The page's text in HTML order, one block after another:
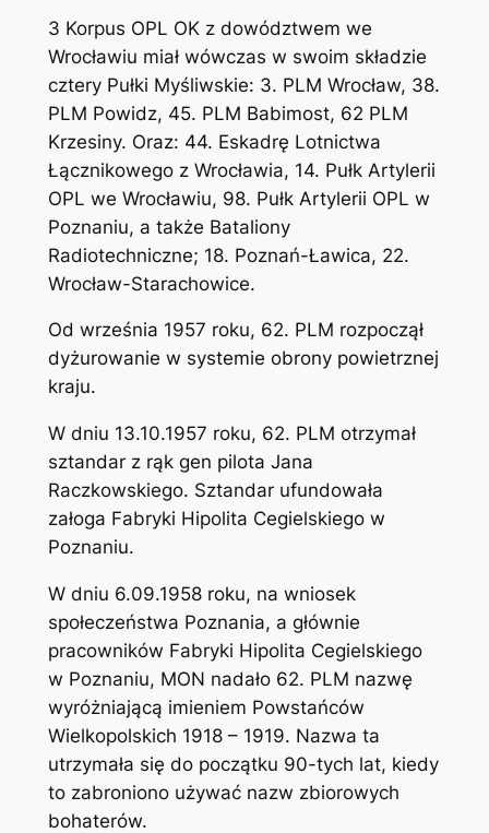
3 Korpus OPL OK z dowództwem we
Wrocławiu miał wówczas w swoim składzie
cztery Pułki Myśliwskie: 3. PLM Wrocław, 38.
PLM Powidz, 45. PLM Babimost, 62 PLM
Krzesiny. Oraz: 44. Eskadrę Lotnictwa
Łącznikowego z Wrocławia, 14. Pułk Artylerii
OPL we Wrocławiu, 98. Pułk Artylerii OPL w
Poznaniu, a także Bataliony
Radiotechniczne; 18. Poznań-Ławica, 22.
Wrocław-Starachowice.
Od września 1957 roku, 62. PLM rozpoczął
dyżurowanie w systemie obrony powietrznej
kraju.
W dniu 13.10.1957 roku, 62. PLM otrzymał
sztandar z rąk gen pilota Jana
Raczkowskiego. Sztandar ufundowała
załoga Fabryki Hipolita Cegielskiego w
Poznaniu.
W dniu 6.09.1958 roku, na wniosek
społeczeństwa Poznania, a głównie
pracowników Fabryki Hipolita Cegielskiego
w Poznaniu, MON nadało 62. PLM nazwę
wyróżniającą imieniem Powstańców
Wielkopolskich 1918 – 1919. Nazwa ta
utrzymała się do początku 90-tych lat, kiedy
to zabroniono używać nazw zbiorowych
bohaterów.